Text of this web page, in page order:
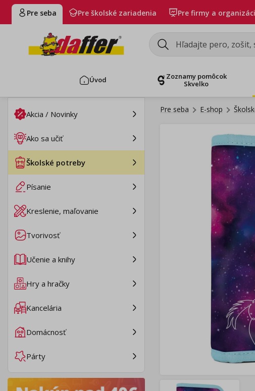
Pre seba Pre školské zariadenia Pre firmy a
Úvod
Zoznamy pomôcok
Skvelko
Akcia / Novinky
Ako sa učiť
Školské potreby
Písanie
Kreslenie, maľovanie
Tvorivosť
Učenie a knihy
Hry a hračky
Kancelária
Domácnosť
Párty
Pre seba E-shop